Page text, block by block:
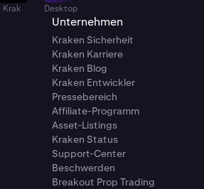
Krak Desktop
Unternehmen
Kraken Sicherheit
Kraken Karriere
Kraken Blog
Kraken Entwickler
Pressebereich
Affiliate-Programm
Asset-Listings
Kraken Status
Support-Center
Beschwerden
Breakout Prop Trading